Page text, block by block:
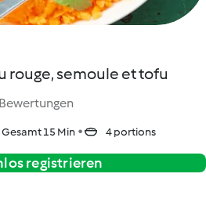
rouge, semoule et tofu
Gesamt 15 Min 4 portions
registrieren